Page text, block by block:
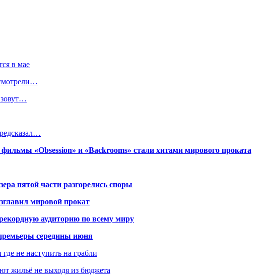
в мае
«Obsession» и «Backrooms» стали хитами мирового проката
пятой части разгорелись споры
мировой прокат
аудиторию по всему миру
середины июня
не наступить на грабли
жильё не выходя из бюджета